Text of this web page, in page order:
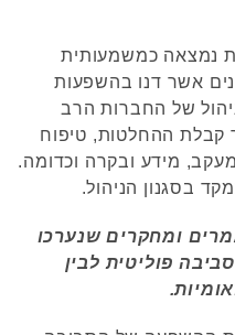
נמצאה כמשמעותית
אשר דנו בהשפעות
של החברות הרב
קבלת ההחלטות, טיפוח
מידע ובקרה וכדומה.
בסגנון הניהול.
ומחקרים שנערכו
פוליטית לבין